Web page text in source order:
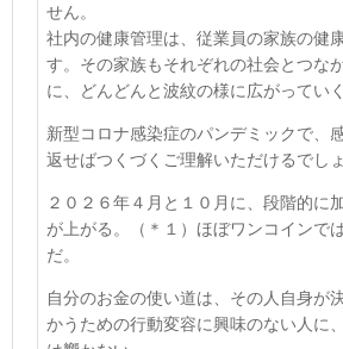
せん。
社内の健康管理は、従業員の家族の健
す。その家族もそれぞれの社会とつな
に、どんどんと波紋の様に広がっていく
新型コロナ感染症のパンデミックで、
返せばつくづくご理解いただけるでしょ
２０２６年４月と１０月に、段階的に
が上がる。
（＊１） ほぼワンコインで
だ。
自分のお金の使い道は、その人自身が
かうための行動変容に興味のない人に